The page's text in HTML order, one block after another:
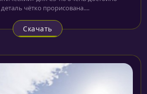
чётко прорисована....
Скачать